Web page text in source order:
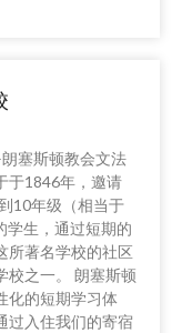
塞斯顿教会文法
于1846年，邀请
10年级（相当于
学生，通过短期的
所著名学校的社区
校之一。 朗塞斯顿
化的短期学习体
过入住我们的寄宿